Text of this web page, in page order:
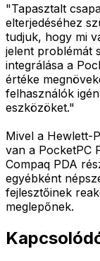
"Tapasztalt
elterjedéséhez
tudjuk, hogy mi
jelent problémát
integrálása a
értéke
felhasználók
eszközöket."
Mivel a Hewlett-
van a PocketPC
Compaq PDA
egyébként
fejlesztőinek
meglepőnek.